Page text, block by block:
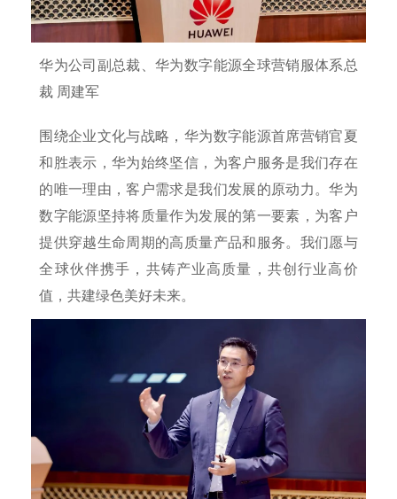
华为公司副总裁、华为数字能源全球营销服体系总
裁 周建军
围绕企业文化与战略，华为数字能源首席营销官夏
和胜表示，华为始终坚信，为客户服务是我们存在
的唯一理由，客户需求是我们发展的原动力。华为
数字能源坚持将质量作为发展的第一要素，为客户
提供穿越生命周期的高质量产品和服务。我们愿与
全球伙伴携手，共铸产业高质量，共创行业高价
值，共建绿色美好未来。